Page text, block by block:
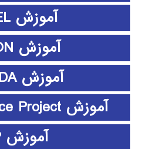
آموزش LISREL
آموزش LUMION
آموزش MAXQDA
آموزش Microsoft Office Project
آموزش PHP